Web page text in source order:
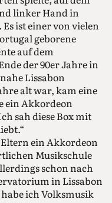
linker Hand in
ist einer von vielen
geborene
auf dem
der 90er Jahre in
Lissabon
alt war, kam eine
ein Akkordeon
sah diese Box mit
ein Akkordeon
Musikschule
schon nach
in Lissabon
ich Volksmusik